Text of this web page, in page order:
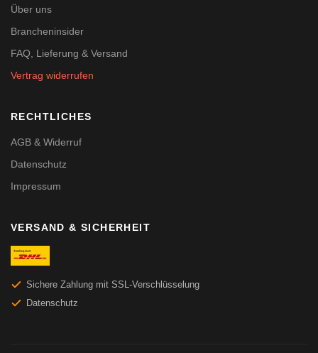
Über uns
Brancheninsider
FAQ, Lieferung & Versand
Vertrag widerrufen
RECHTLICHES
AGB & Widerruf
Datenschutz
Impressum
VERSAND & SICHERHEIT
Sichere Zahlung mit SSL-Verschlüsselung
Datenschutz